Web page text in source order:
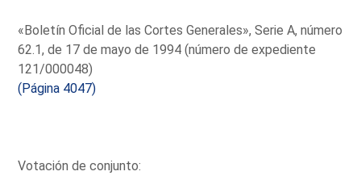
«Boletín Oficial de las Cortes Generales», Serie A, número
62.1, de 17 de mayo de 1994 (número de expediente
121/000048)
(Página 4047)
Votación de conjunto: